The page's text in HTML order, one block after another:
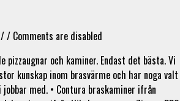
/ / Comments are disabled
pizzaugnar och kaminer. Endast det bästa. Vi
kunskap inom brasvärme och har noga valt
med. • Contura braskaminer ifrån